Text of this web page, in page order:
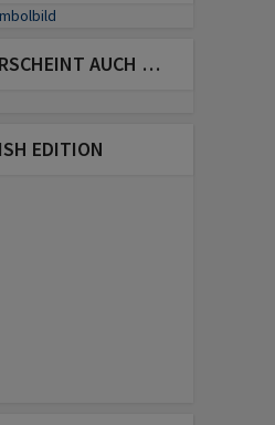
AUCH …
EDITION